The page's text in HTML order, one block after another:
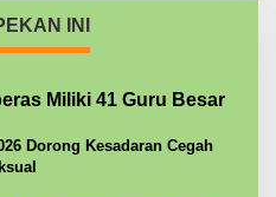
INI
Miliki 41 Guru Besar
Dorong Kesadaran Cegah